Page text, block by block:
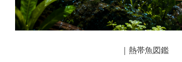
｜熱帯魚図鑑